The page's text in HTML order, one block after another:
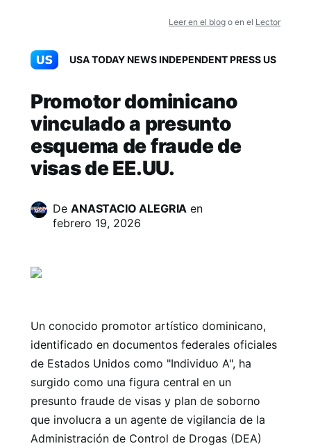
Leer en el blog o en el Lector
USA TODAY NEWS INDEPENDENT PRESS US
Promotor dominicano
vinculado a presunto
esquema de fraude de
visas de EE.UU.
De ANASTACIO ALEGRIA en
febrero 19, 2026
Un conocido promotor artístico dominicano,
identificado en documentos federales oficiales
de Estados Unidos como "Individuo A", ha
surgido como una figura central en un
presunto fraude de visas y plan de soborno
que involucra a un agente de vigilancia de la
Administración de Control de Drogas (DEA)